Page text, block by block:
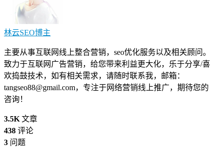
林云SEO博主
主要从事互联网线上整合营销，seo优化服务以及相关顾问。
致力于互联网广告营销，给您带来利益更大化，乐于分享/喜
欢捣鼓技术，如有相关需求，请随时联系我，邮箱：
tangseo88@gmail.com，专注于网络营销线上推广，期待您的
咨询！
3.5K 文章
438 评论
3 问题